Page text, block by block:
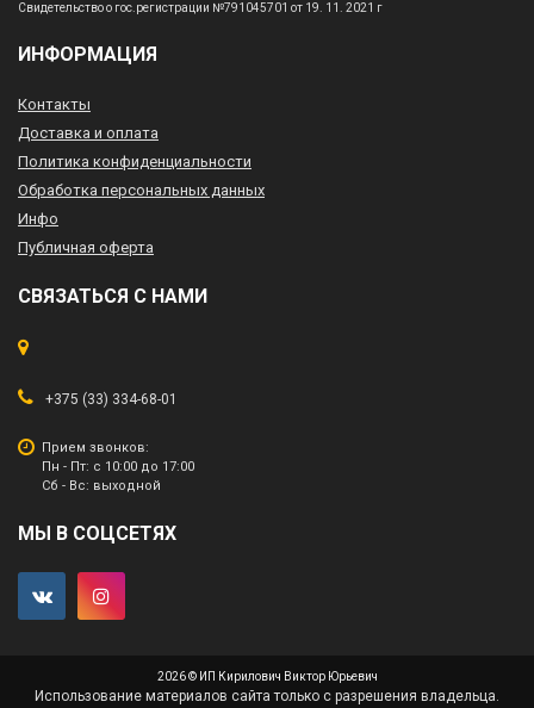
Свидетельство о гос.регистрации №791045701 от 19. 11. 2021 г
ИНФОРМАЦИЯ
Контакты
Доставка и оплата
Политика конфиденциальности
Обработка персональных данных
Инфо
Публичная оферта
СВЯЗАТЬСЯ С НАМИ
+375 (33) 334-68-01
Прием звонков:
Пн - Пт: с 10:00 до 17:00
Сб - Вс: выходной
МЫ В СОЦСЕТЯХ
2026 © ИП Кирилович Виктор Юрьевич
Использование материалов сайта только с разрешения владельца.